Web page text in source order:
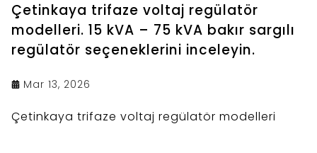
Çetinkaya trifaze voltaj regülatör
modelleri. 15 kVA – 75 kVA bakır sargılı
regülatör seçeneklerini inceleyin.
Mar 13, 2026
Çetinkaya trifaze voltaj regülatör modelleri